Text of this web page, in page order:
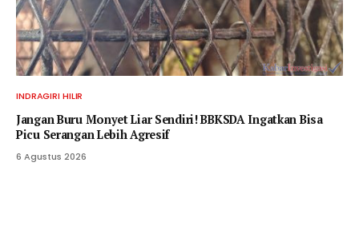
INDRAGIRI HILIR
Jangan Buru Monyet Liar Sendiri! BBKSDA Ingatkan Bisa
Picu Serangan Lebih Agresif
6 Agustus 2026